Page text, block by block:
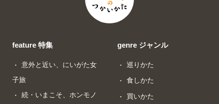
feature 特集
意外と近い、にいがた女
子旅
続・いまこそ、ホンモノ
genre ジャンル
巡りかた
食しかた
買いかた